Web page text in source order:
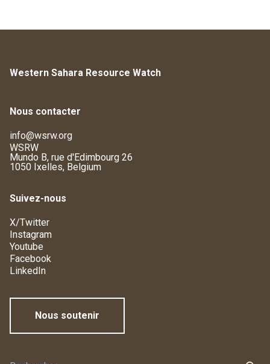
Western Sahara Resource Watch
Nous contacter
info@wsrw.org
WSRW
Mundo B, rue d'Edimbourg 26
1050 Ixelles, Belgium
Suivez-nous
X/Twitter
Instagram
Youtube
Facebook
LinkedIn
Nous soutenir